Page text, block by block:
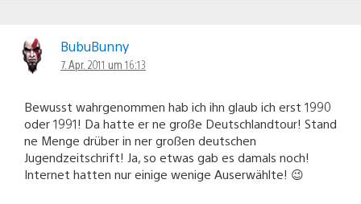
BubuBunny
7. Apr. 2011 um 16:13
Bewusst wahrgenommen hab ich ihn glaub ich erst 1990
oder 1991! Da hatte er ne große Deutschlandtour! Stand
ne Menge drüber in ner großen deutschen
Jugendzeitschrift! Ja, so etwas gab es damals noch!
Internet hatten nur einige wenige Auserwählte! 😉